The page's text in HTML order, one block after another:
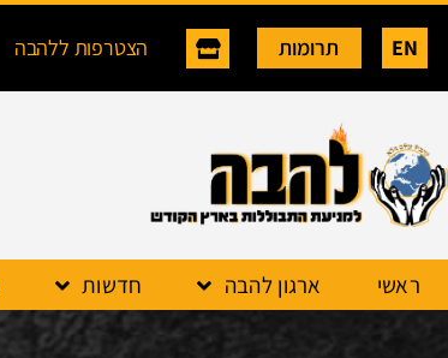
EN תרומות הצטרפות ללהבה
ראשי ארגון להבה חדשות